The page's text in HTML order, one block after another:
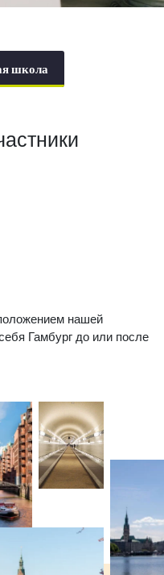
школа
нашей
Гамбург до или после